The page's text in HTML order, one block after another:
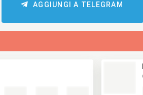
AGGIUNGI A TELEGRAM